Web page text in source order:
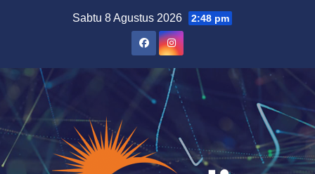
Sabtu 8 Agustus 2026 2:48 pm